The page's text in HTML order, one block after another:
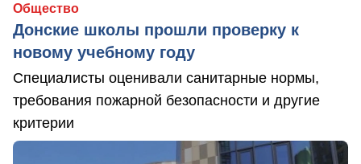
Общество
Донские школы прошли проверку к
новому учебному году
Специалисты оценивали санитарные нормы,
требования пожарной безопасности и другие
критерии